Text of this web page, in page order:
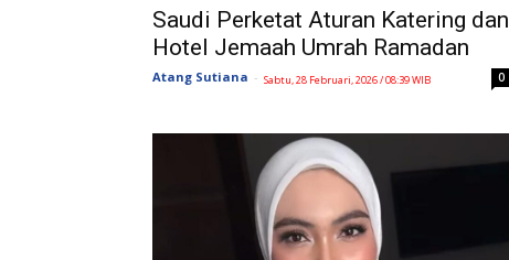
Saudi Perketat Aturan Katering dan
Hotel Jemaah Umrah Ramadan
Atang Sutiana - Sabtu, 28 Februari, 2026 / 08:39 WIB 0